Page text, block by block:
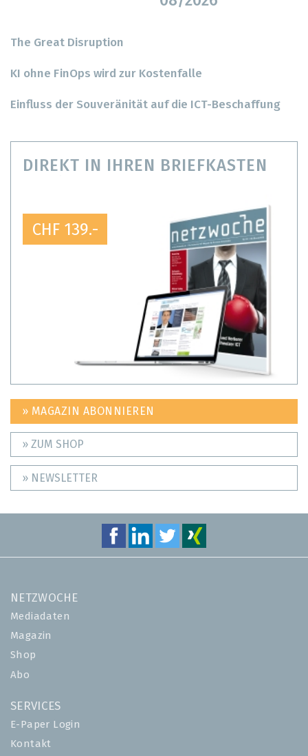
The Great Disruption
KI ohne FinOps wird zur Kostenfalle
Einfluss der Souveränität auf die ICT-Beschaffung
DIREKT IN IHREN BRIEFKASTEN
CHF 139.-
» MAGAZIN ABONNIEREN
» ZUM SHOP
» NEWSLETTER
NETZWOCHE
Mediadaten
Magazin
Shop
Abo
SERVICES
E-Paper Login
Kontakt